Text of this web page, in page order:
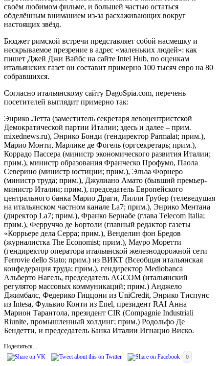
своём любимом фильме, и большей частью остаться
обделённым вниманием из-за расхаживающих вокруг
настоящих звёзд.
Бюджет римской встречи представляет собой насмешку и
нескрываемое презрение в адрес «маленьких людей»: как
пишет Джей Джи Вайбс на сайте Intel Hub, по оценкам
итальянских газет он составит примерно 100 тысяч евро на 80
собравшихся.
Согласно итальянскому сайту DagoSpia.com, перечень
посетителей выглядит примерно так:
Энрико Летта (заместитель секретаря левоцентристской
Демократической партии Италии; здесь и далее – прим.
mixednews.ru), Энрико Бонди (гендиректор Parmalat; прим.),
Марио Монти, Марлике де Фогель (оргсекретарь; прим.),
Коррадо Пассера (министр экономического развития Италии;
прим.), министр образования Франческо Профумо, Паола
Северино (министр юстиции; прим.), Эльза Форнеро
(министр труда; прим.), Джулиано Амато (бывший премьер-
министр Италии; прим.), председатель Европейского
центрального банка Марио Драги, Лилли Грубер (телеведущая
на итальянском частном канале La7; прим.), Энрико Ментана
(директор La7; прим.), Франко Бернабе (глава Telecom Italia;
прим.), Ферруччо де Бортоли (главный редактор газеты
«Коррьере дела Серра; прим.), Венделин фон Бредов
(журналистка The Economist; прим.), Мауро Моретти
(гендиректор оператора итальянской железнодорожной сети
Ferrovie dello Stato; прим.) из ВИКТ (Всеобщая итальянская
конфедерация труда; прим.), гендиректор Mediobanca
Альберто Нагель, председатель AGCOM (итальянский
регулятор массовых коммуникаций; прим.) Анджело
Джимбалс, Федерико Гиццони из UniCredit, Энрико Тиспунс
из Intesa, Фульвио Конти из Enel, президент RAI Анна
Марион Тарантола, президент CIR (Compagnie Industriali
Riunite, промышленный холдинг; прим.) Родольфо Де
Бендетти, и председатель Банка Италии Игнацио Виско.
Поделиться...
0